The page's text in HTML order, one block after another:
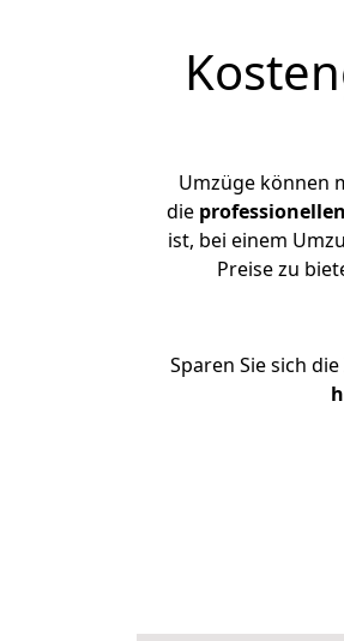
Umzüge können
die
ist, bei einem
Preise zu
Sparen Sie sich